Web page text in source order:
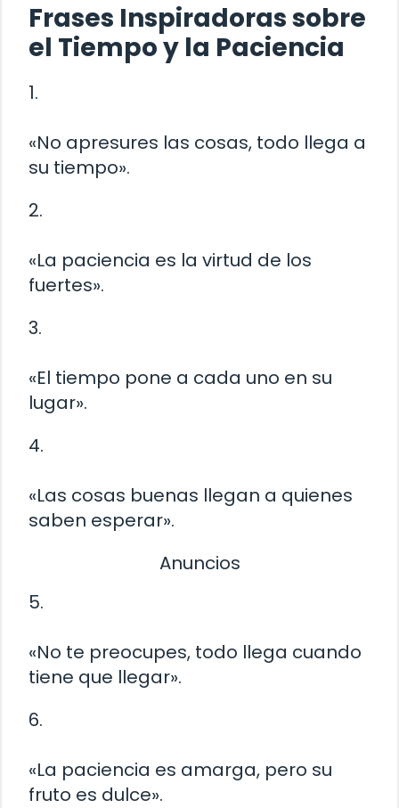
Frases Inspiradoras sobre
el Tiempo y la Paciencia
1.
«No apresures las cosas, todo llega a
su tiempo».
2.
«La paciencia es la virtud de los
fuertes».
3.
«El tiempo pone a cada uno en su
lugar».
4.
«Las cosas buenas llegan a quienes
saben esperar».
Anuncios
5.
«No te preocupes, todo llega cuando
tiene que llegar».
6.
«La paciencia es amarga, pero su
fruto es dulce».